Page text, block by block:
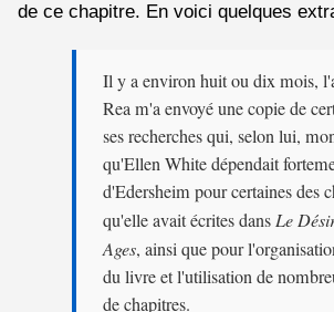
de ce chapitre. En voici quelques
Il y a environ huit ou dix mois,
Rea m'a envoyé une copie de
ses recherches qui, selon lui,
qu'Ellen White dépendait
d'Edersheim pour certaines des
qu'elle avait écrites dansLe
Ages, ainsi que pour
du livre et l'utilisation de
de chapitres.